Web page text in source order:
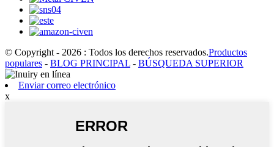
© Copyright - 2026 : Todos los derechos reservados.Productos
populares - BLOG PRINCIPAL - BÚSQUEDA SUPERIOR
Enviar correo electrónico
x